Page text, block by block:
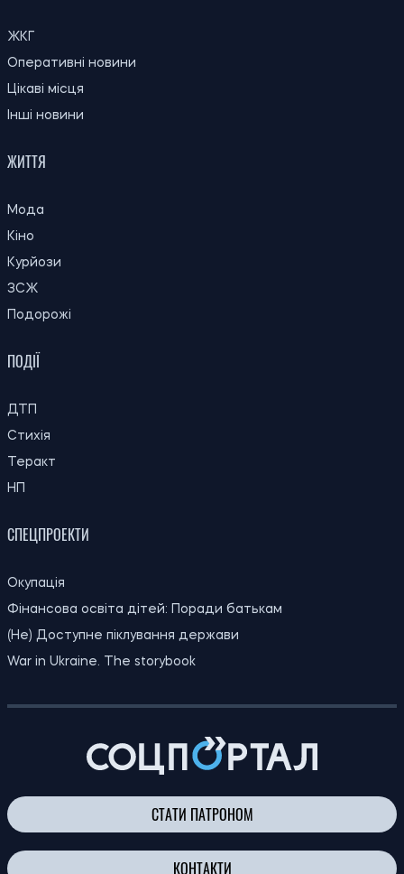
ЖКГ
Оперативні новини
Цікаві місця
Інші новини
ЖИТТЯ
Мода
Кіно
Курйози
ЗСЖ
Подорожі
ПОДІЇ
ДТП
Стихія
Теракт
НП
СПЕЦПРОЕКТИ
Окупація
Фінансова освіта дітей: Поради батькам
(Не) Доступне піклування держави
War in Ukraine. The storybook
СТАТИ ПАТРОНОМ
КОНТАКТИ